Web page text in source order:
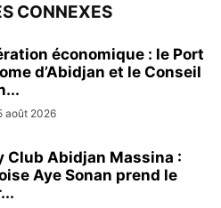
CONNEXES
économique : le Port
d’Abidjan et le Conseil
août 2026
Club Abidjan Massina :
Aye Sonan prend le